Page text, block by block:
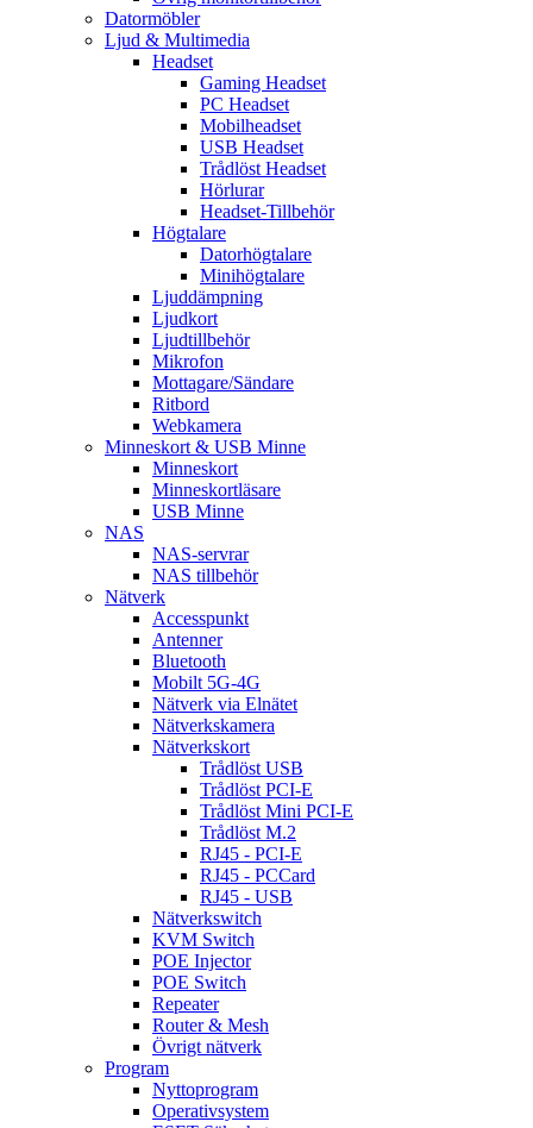
Datormöbler
Ljud & Multimedia
Headset
Gaming Headset
PC Headset
Mobilheadset
USB Headset
Trådlöst Headset
Hörlurar
Headset-Tillbehör
Högtalare
Datorhögtalare
Minihögtalare
Ljuddämpning
Ljudkort
Ljudtillbehör
Mikrofon
Mottagare/Sändare
Ritbord
Webkamera
Minneskort & USB Minne
Minneskort
Minneskortläsare
USB Minne
NAS
NAS-servrar
NAS tillbehör
Nätverk
Accesspunkt
Antenner
Bluetooth
Mobilt 5G-4G
Nätverk via Elnätet
Nätverkskamera
Nätverkskort
Trådlöst USB
Trådlöst PCI-E
Trådlöst Mini PCI-E
Trådlöst M.2
RJ45 - PCI-E
RJ45 - PCCard
RJ45 - USB
Nätverkswitch
KVM Switch
POE Injector
POE Switch
Repeater
Router & Mesh
Övrigt nätverk
Program
Nyttoprogram
Operativsystem